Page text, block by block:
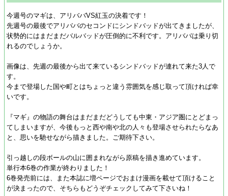
今週号のマギは、アリババVS紅玉の決着です！
先週号の最後でアリババのセコンドにシンドバッドが出てきましたが、
状勢的にはまだまだバルバッドが圧倒的に不利です。アリババは乗り切
れるのでしょうか。
画像は、先週の最後から出て来ているシンドバッドが連れて来た3人で
す。
今まで登場した国や町とはちょっと違う雰囲気を感じ取って頂ければ幸
いです。
『マギ』の物語の舞台はまだまだどうしても中東・アジア圏にとどまっ
てしまいますが、今後もっと西や南や北の人々も登場させられたらなあ
と、思いを馳せながら描きました。ご期待下さい。
引っ越しの段ボールの山に囲まれながら原稿を描き進めています。
単行本6巻の作業が終わりました！
6巻発売前には、また本誌に増ページでおまけ漫画を載せて頂けること
が決まったので、そちらもどうぞチェックしてみて下さいね！